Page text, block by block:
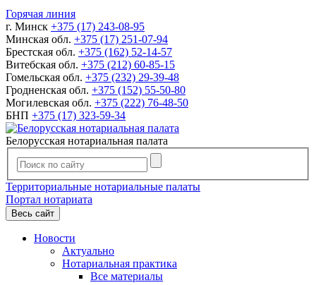
Горячая линия
г. Минск +375 (17) 243-08-95
Минская обл. +375 (17) 251-07-94
Брестская обл. +375 (162) 52-14-57
Витебская обл. +375 (212) 60-85-15
Гомельская обл. +375 (232) 29-39-48
Гродненская обл. +375 (152) 55-50-80
Могилевская обл. +375 (222) 76-48-50
БНП +375 (17) 323-59-34
Белорусская нотариальная палата
Территориальные нотариальные палаты
Портал нотариата
Весь сайт
Новости
Актуально
Нотариальная практика
Все материалы